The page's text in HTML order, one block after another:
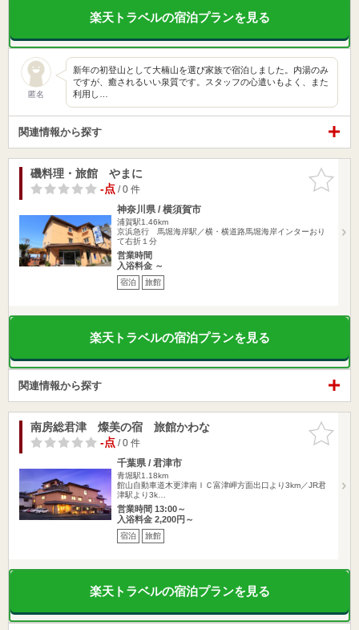
楽天トラベルの宿泊プランを見る
匿名
新年の初登山として大楠山を選び家族で宿泊しました。内湯のみ
ですが、癒されるいい泉質です。スタッフの心遣いもよく、また
利用し…
関連情報から探す
お気に入
りに追加
磯料理・旅館 やまに
-点/ 0 件
神奈川県 / 横須賀市
浦賀駅1.46km
京浜急行 馬堀海岸駅／横・横道路馬堀海岸インターおり
て右折１分
営業時間
入浴料金 ～
宿泊 旅館
楽天トラベルの宿泊プランを見る
関連情報から探す
お気に入
りに追加
南房総君津 燦美の宿 旅館かわな
-点/ 0 件
千葉県 / 君津市
青堀駅1.18km
館山自動車道木更津南ＩＣ富津岬方面出口より3km／JR君
津駅より3k…
営業時間 13:00～
入浴料金 2,200円～
宿泊 旅館
楽天トラベルの宿泊プランを見る